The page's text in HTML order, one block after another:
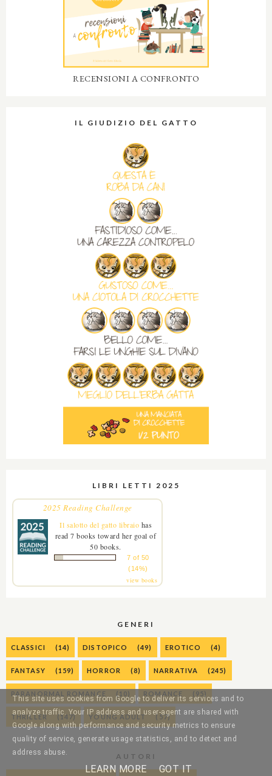
RECENSIONI A CONFRONTO
IL GIUDIZIO DEL GATTO
LIBRI LETTI 2025
2025 Reading Challenge
Il salotto del gatto libraio has
read 7 books toward her goal of
50 books.
7 of 50
(14%)
view books
GENERI
CLASSICI (14) DISTOPICO (49) EROTICO (4)
FANTASY (159) HORROR (8) NARRATIVA (245)
PARANORMAL ROMANCE (10) ROMANCE (95)
THRILLER (147) YOUNG ADULT (57)
AUTORI
This site uses cookies from Google to deliver its services and to
analyze traffic. Your IP address and user-agent are shared with
Google along with performance and security metrics to ensure
quality of service, generate usage statistics, and to detect and
address abuse.
LEARN MORE GOT IT